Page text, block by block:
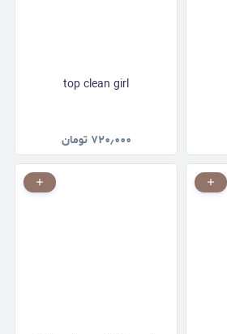
top clean girl
۷۲۰٫۰۰۰ تومان